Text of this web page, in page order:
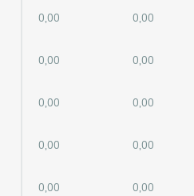
0,00 0,00
0,00 0,00
0,00 0,00
0,00 0,00
0,00 0,00